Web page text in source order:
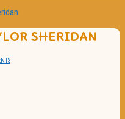
SHERIDAN